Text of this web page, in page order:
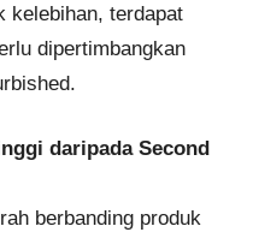
kelebihan, terdapat
dipertimbangkan
daripada Second
berbanding produk